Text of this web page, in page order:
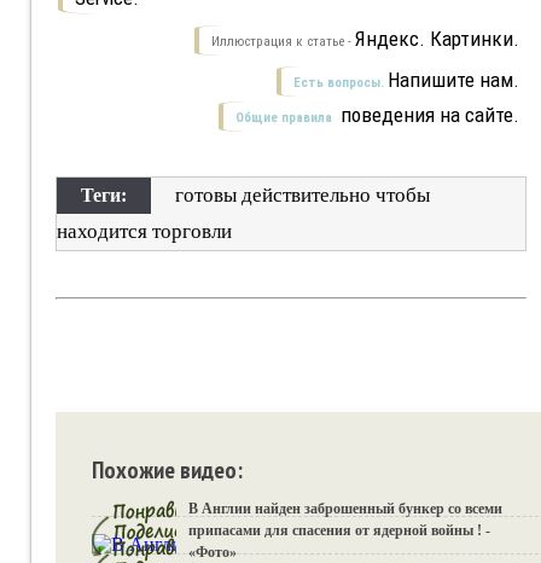
Иллюстрация к статье - Яндекс. Картинки.
Есть вопросы. Напишите нам.
Общие правила поведения на сайте.
Теги:
готовы действительно чтобы
находится торговли
Похожие видео:
В Англии найден заброшенный бункер со всеми
припасами для спасения от ядерной войны ! -
«Фото»